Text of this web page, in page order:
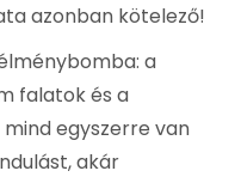
azonban kötelező!
a
falatok és a
egyszerre van
akár